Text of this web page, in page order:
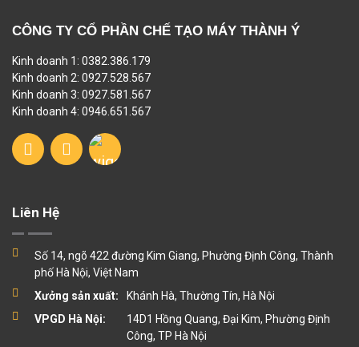
CÔNG TY CỔ PHẦN CHẾ TẠO MÁY THÀNH Ý
Kinh doanh 1: 0382.386.179
Kinh doanh 2: 0927.528.567
Kinh doanh 3: 0927.581.567
Kinh doanh 4: 0946.651.567
Liên Hệ
Số 14, ngõ 422 đường Kim Giang, Phường Định Công, Thành
phố Hà Nội, Việt Nam
Xưởng sản xuất:
Khánh Hà, Thường Tín, Hà Nội
VPGD Hà Nội:
14D1 Hồng Quang, Đại Kim, Phường Định
Công, TP Hà Nội